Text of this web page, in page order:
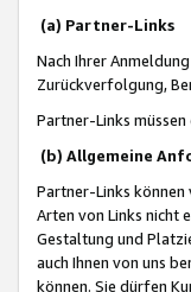
(a) Partner-Links
Nach Ihrer
Zurückverfolgung,
Partner-Links
(b) Allgemeine
Partner-Links
Arten von Links nicht
Gestaltung und
auch Ihnen von uns
können. Sie dürfen